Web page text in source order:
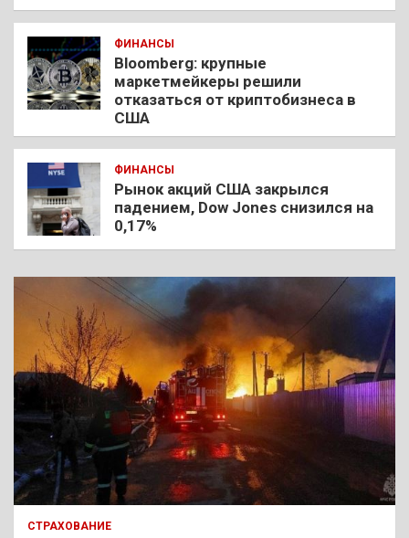
ФИНАНСЫ
Bloomberg: крупные
маркетмейкеры решили
отказаться от криптобизнеса в
США
ФИНАНСЫ
Рынок акций США закрылся
падением, Dow Jones снизился на
0,17%
СТРАХОВАНИЕ